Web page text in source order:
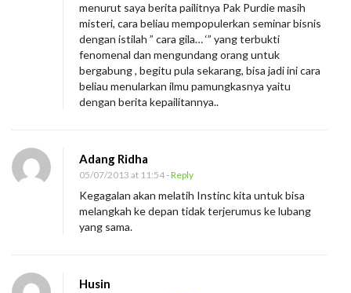
menurut saya berita pailitnya Pak Purdie masih
misteri, cara beliau mempopulerkan seminar bisnis
dengan istilah ” cara gila… ‘” yang terbukti
fenomenal dan mengundang orang untuk
bergabung , begitu pula sekarang, bisa jadi ini cara
beliau menularkan ilmu pamungkasnya yaitu
dengan berita kepailitannya..
Adang Ridha
05/07/2013 at 11:54- Reply
Kegagalan akan melatih Instinc kita untuk bisa
melangkah ke depan tidak terjerumus ke lubang
yang sama.
Husin